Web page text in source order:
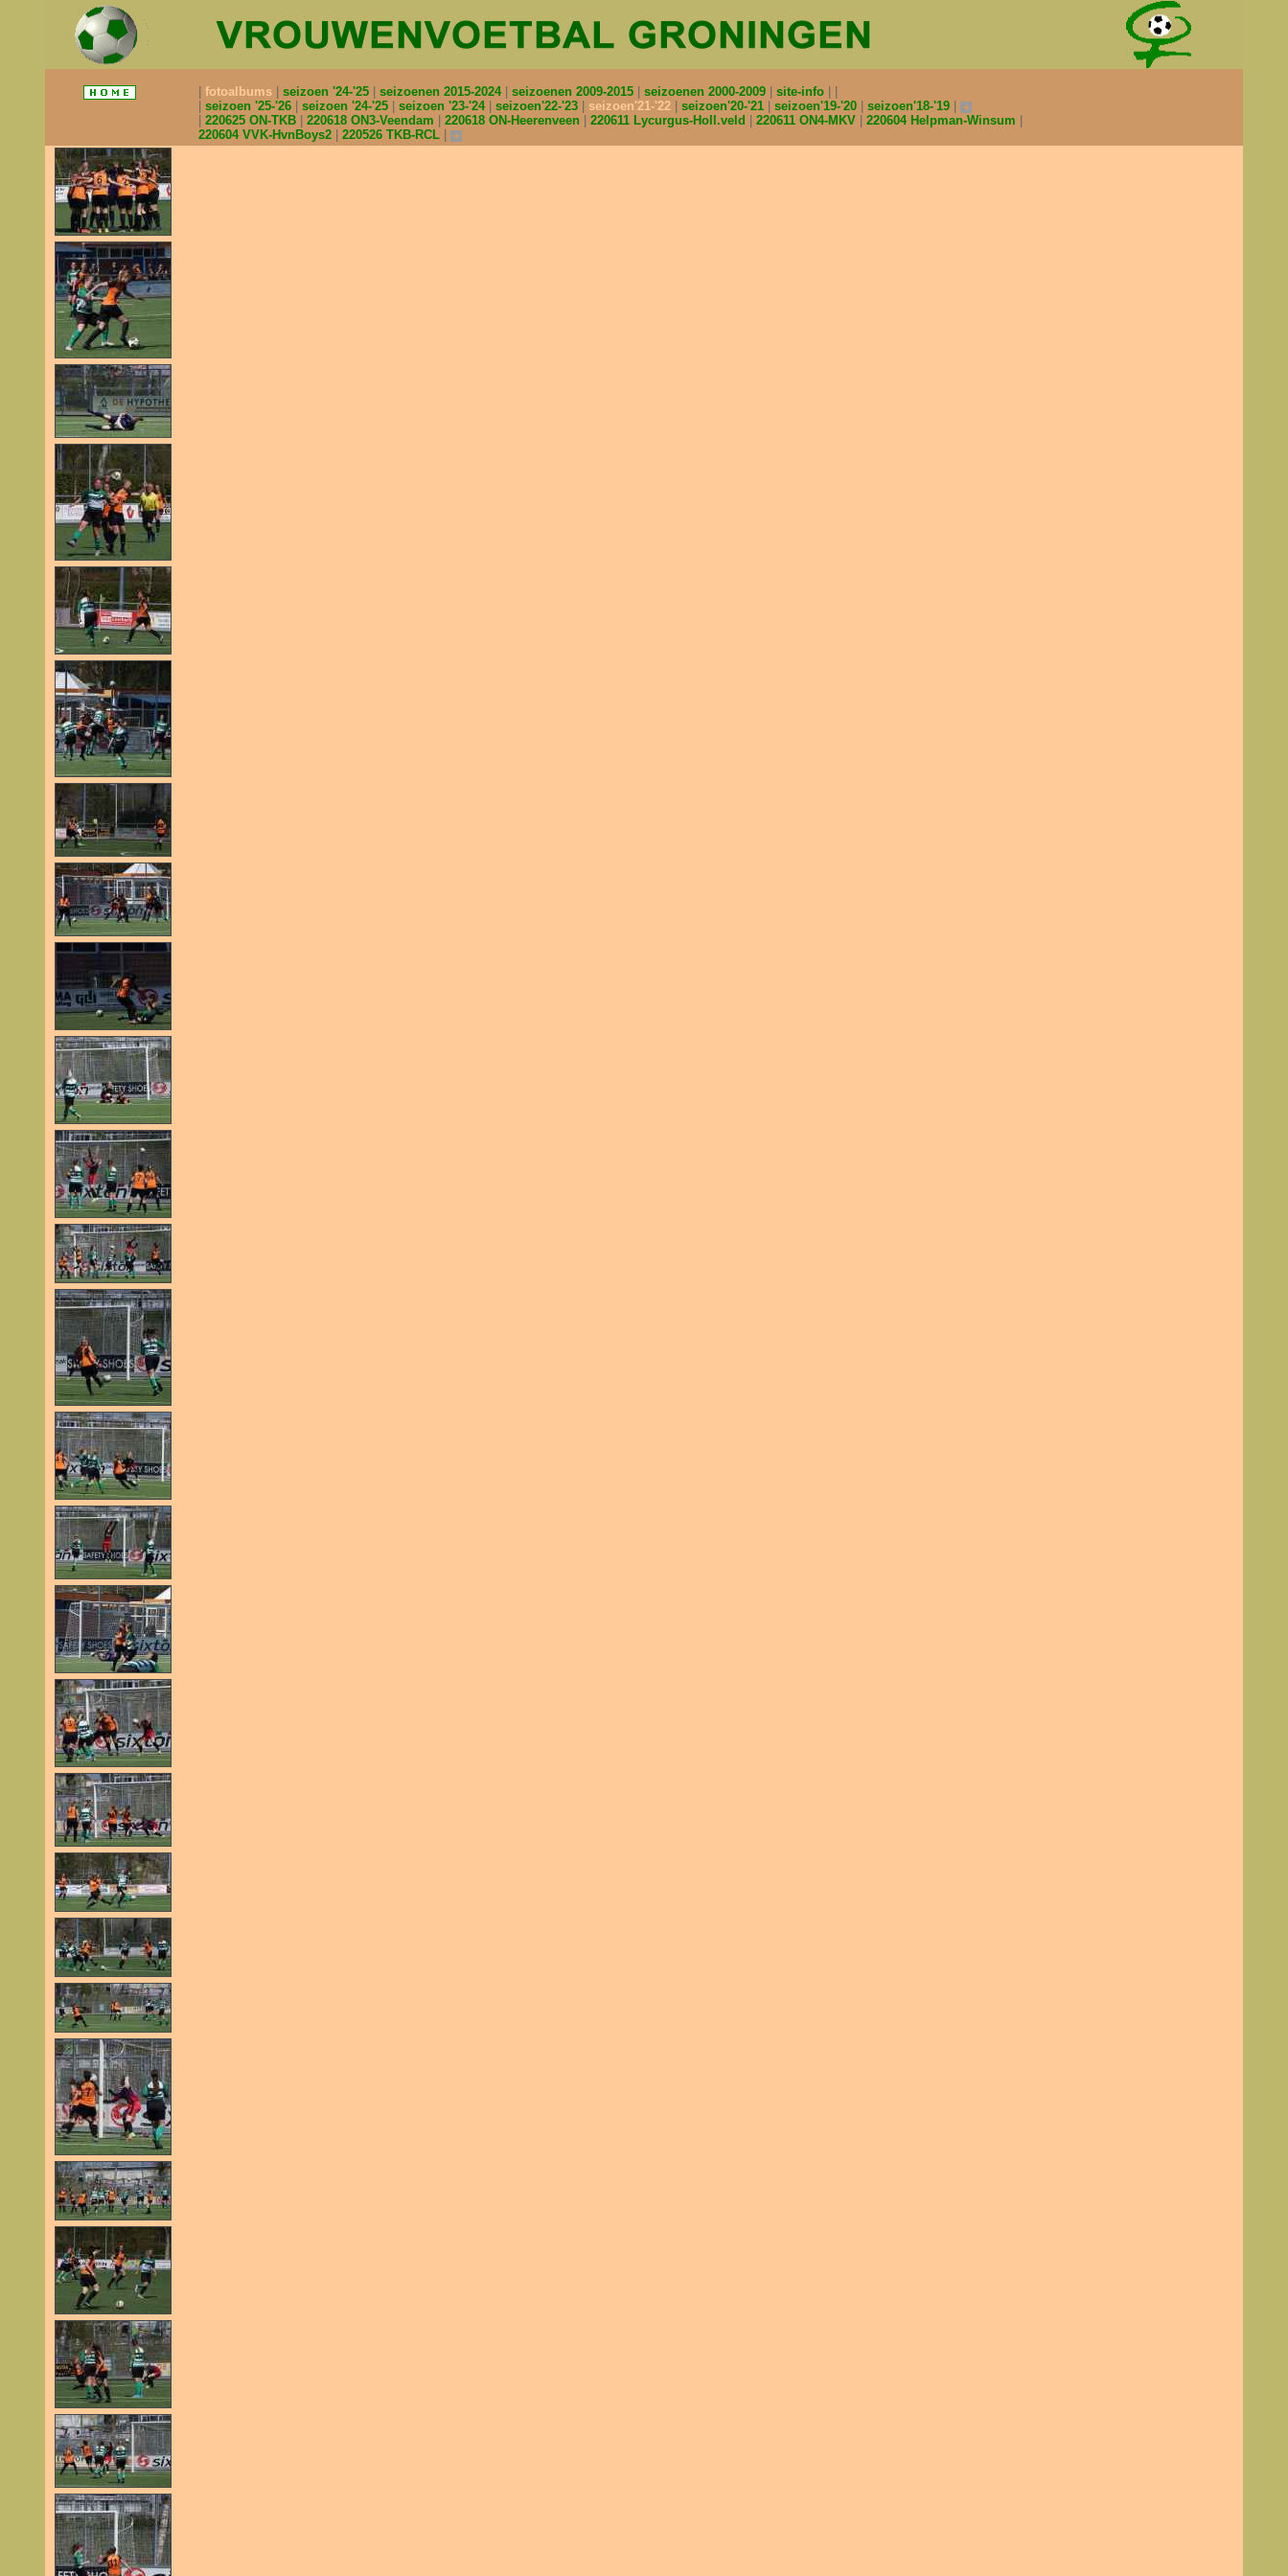
fotoalbums seizoen '24-'25 seizoenen 2015-2024 seizoenen 2009-2015 seizoenen 2000-2009
site-info
seizoen '25-'26
seizoen '24-'25 seizoen '23-'24 seizoen'22-'23 seizoen'21-'22 seizoen'20-'21 seizoen'19-'20
seizoen'18-'19
220625 ON-TKB
220618 ON3-Veendam 220618 ON-Heerenveen 220611 Lycurgus-Holl.veld 220611 ON4-MKV
220604 Helpman-Winsum
220604 VVK-HvnBoys2
220526 TKB-RCL